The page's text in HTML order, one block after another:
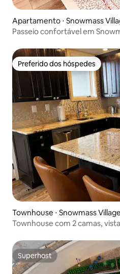
Apartamento ⋅ Snowmass
Passeio confortável em
Preferido dos hóspedes
Preferido dos hóspedes
Townhouse ⋅ Snowmass Village
Townhouse com 2 camas,
Superhost
Superhost